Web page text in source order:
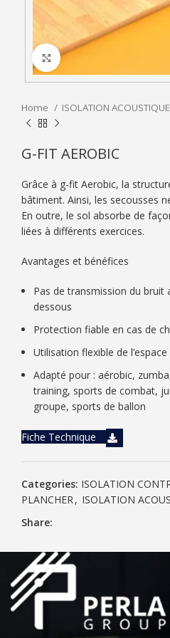
Click to enlarge
Home ISOLATION ACOUSTIQUE
G-FIT AEROBIC
Grâce à g-fit Aerobic, la
bâtiment. Ainsi, les secousses
En outre, le sol absorbe de
liées à différents exercices.
Avantages et bénéfices
Pas de transmission du bruit
dessous
Protection fiable en cas de
Utilisation flexible de
Adapté pour : aérobic,
training, sports de combat,
groupe, sports de ballon
Fiche Technique
Categories: ISOLATION
PLANCHER, ISOLATION
Share: